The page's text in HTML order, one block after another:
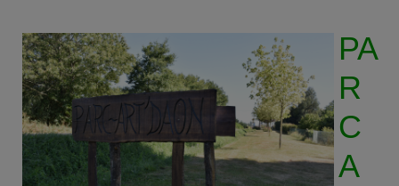
PA
R
C
A